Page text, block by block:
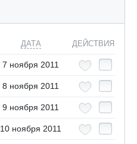
ДАТА ДЕЙСТВИЯ
7 ноября 2011
8 ноября 2011
9 ноября 2011
10 ноября 2011